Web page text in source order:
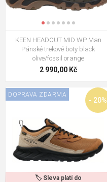
KEEN HEADOUT MID WP Man
Pánské trekové boty black
olive/fossil orange
2 990,00 Kč
🏷️ Sleva platí do
- 20%
DOPRAVA ZDARMA